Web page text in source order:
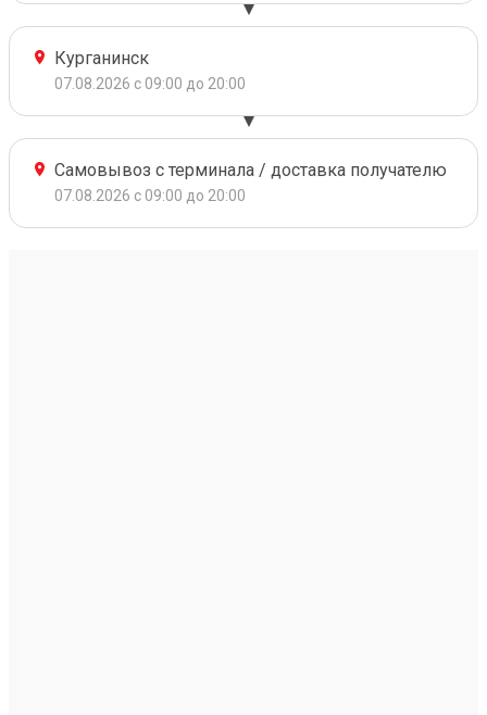
Курганинск
07.08.2026 с 09:00 до 20:00
Самовывоз с терминала / доставка получателю
07.08.2026 с 09:00 до 20:00